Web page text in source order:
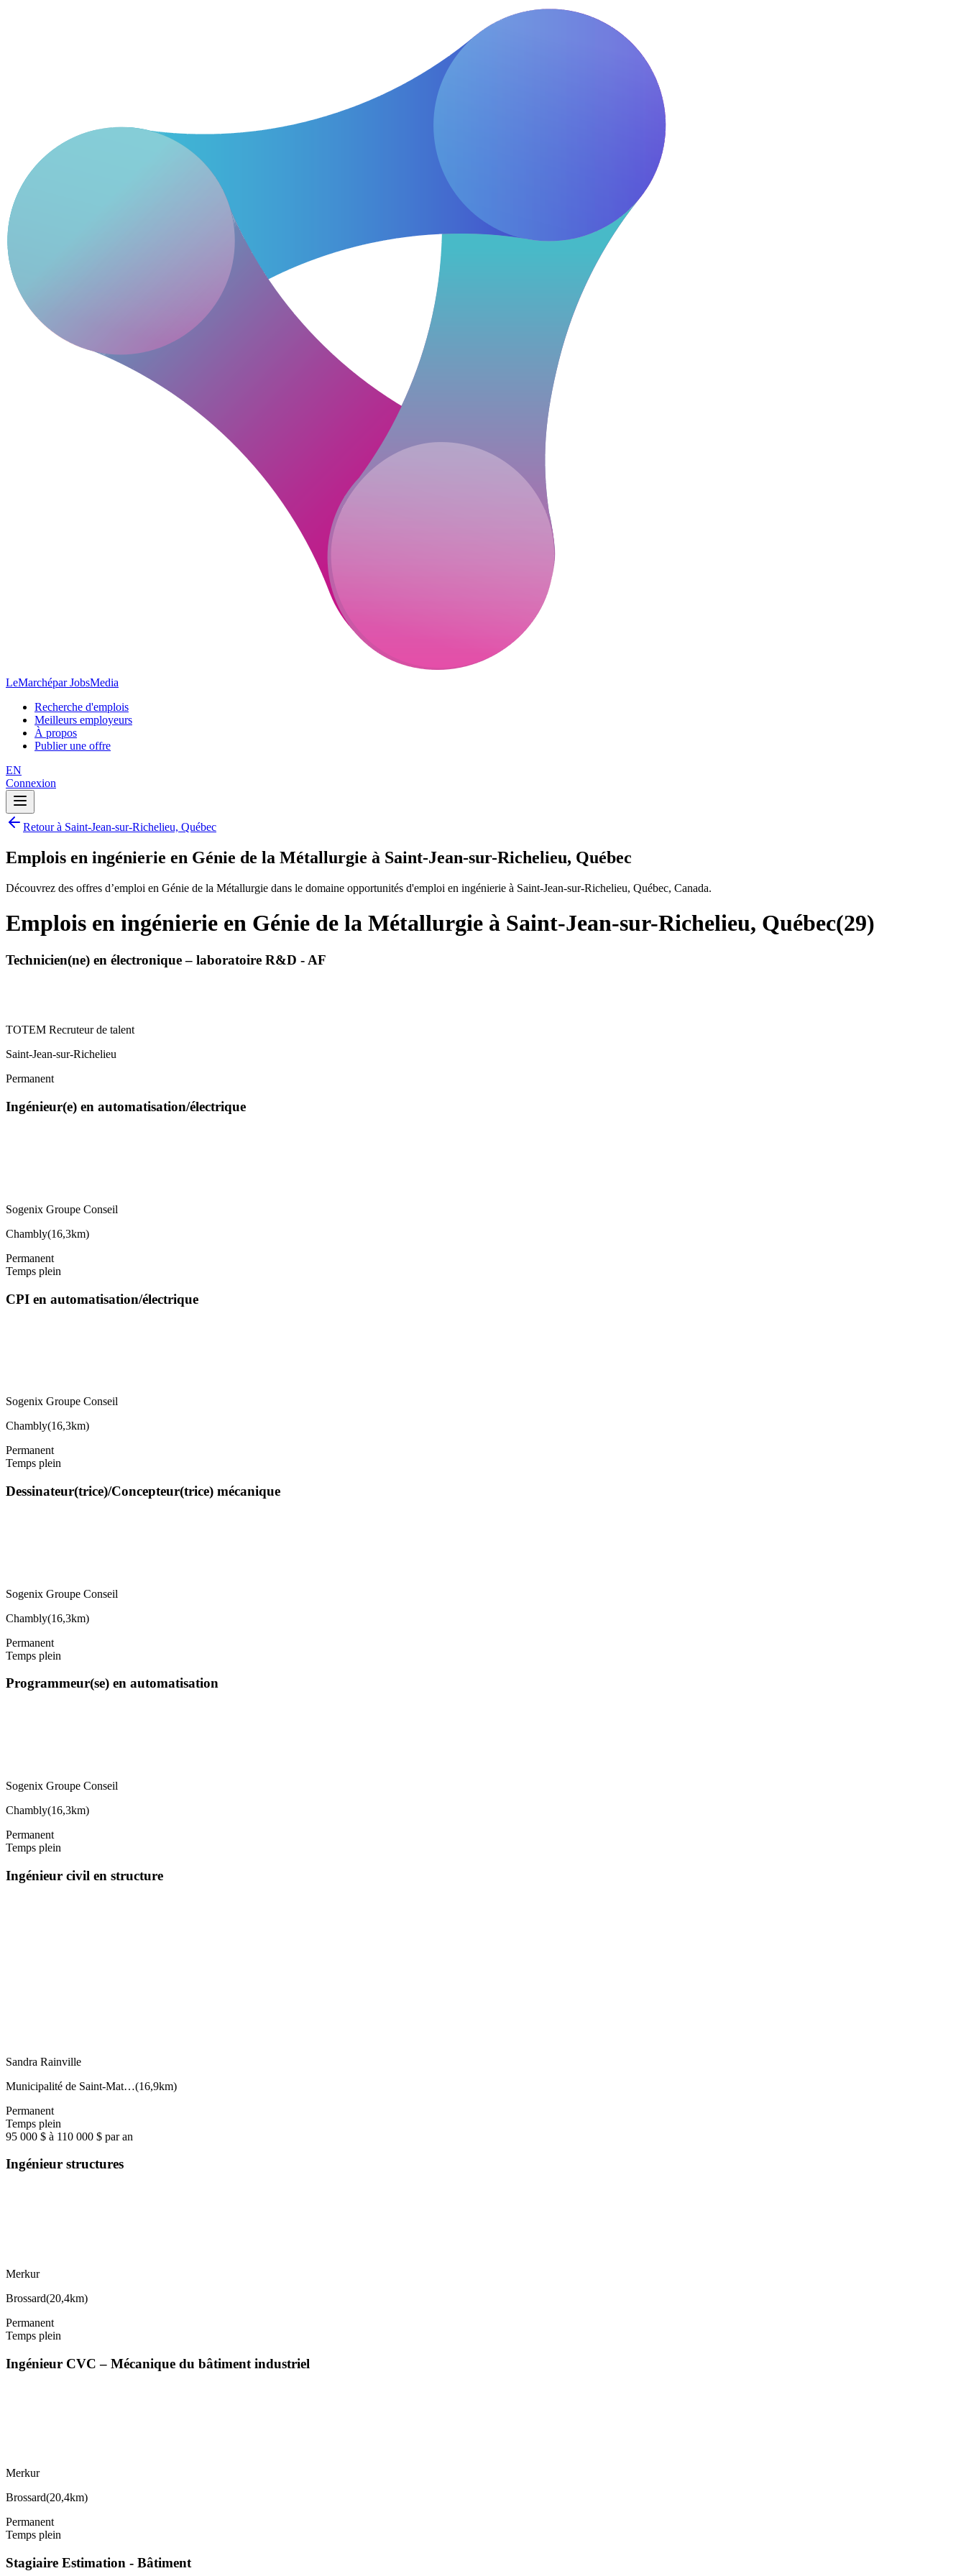
LeMarchépar JobsMedia
Recherche d'emplois
Meilleurs employeurs
À propos
Publier une offre
EN
Connexion
Retour à Saint-Jean-sur-Richelieu, Québec
Emplois en ingénierie en Génie de la Métallurgie à Saint-Jean-sur-Richelieu, Québec
Découvrez des offres d’emploi en Génie de la Métallurgie dans le domaine opportunités d'emploi en ingénierie à Saint-Jean-sur-Richelieu, Québec, Canada.
Emplois en ingénierie en Génie de la Métallurgie à Saint-Jean-sur-Richelieu, Québec(29)
Technicien(ne) en électronique – laboratoire R&D - AF
TOTEM Recruteur de talent
Saint-Jean-sur-Richelieu
Permanent
Ingénieur(e) en automatisation/électrique
Sogenix Groupe Conseil
Chambly(16,3km)
Permanent
Temps plein
CPI en automatisation/électrique
Sogenix Groupe Conseil
Chambly(16,3km)
Permanent
Temps plein
Dessinateur(trice)/Concepteur(trice) mécanique
Sogenix Groupe Conseil
Chambly(16,3km)
Permanent
Temps plein
Programmeur(se) en automatisation
Sogenix Groupe Conseil
Chambly(16,3km)
Permanent
Temps plein
Ingénieur civil en structure
Sandra Rainville
Municipalité de Saint-Mat…(16,9km)
Permanent
Temps plein
95 000 $ à 110 000 $ par an
Ingénieur structures
Merkur
Brossard(20,4km)
Permanent
Temps plein
Ingénieur CVC – Mécanique du bâtiment industriel
Merkur
Brossard(20,4km)
Permanent
Temps plein
Stagiaire Estimation - Bâtiment